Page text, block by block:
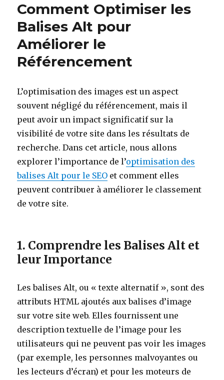
opérateur
simplifier
votre
Comment Optimiser les
Balises Alt pour
Améliorer le
Référencement
L’optimisation des images est un aspect
souvent négligé du référencement, mais il
peut avoir un impact significatif sur la
visibilité de votre site dans les résultats de
recherche. Dans cet article, nous allons
explorer l’importance de l’optimisation des
balises Alt pour le SEO et comment elles
peuvent contribuer à améliorer le classement
de votre site.
1. Comprendre les Balises Alt et
leur Importance
Les balises Alt, ou « texte alternatif », sont des
attributs HTML ajoutés aux balises d’image
sur votre site web. Elles fournissent une
description textuelle de l’image pour les
utilisateurs qui ne peuvent pas voir les images
(par exemple, les personnes malvoyantes ou
les lecteurs d’écran) et pour les moteurs de